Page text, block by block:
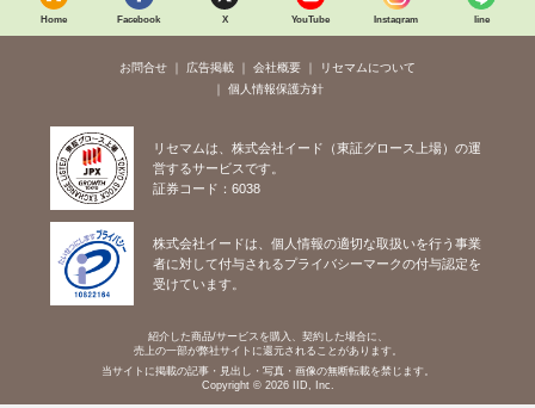
Home Facebook X YouTube Instagram line
お問合せ 広告掲載 会社概要
リセマムについて
個人情報保護方針
リセマムは、株式会社イード（東証グロース上場）の運
営するサービスです。
証券コード：6038
株式会社イードは、個人情報の適切な取扱いを行う事業
者に対して付与されるプライバシーマークの付与認定を
受けています。
紹介した商品/サービスを購入、契約した場合に、
売上の一部が弊社サイトに還元されることがあります。
当サイトに掲載の記事・見出し・写真・画像の無断転載を禁じます。
Copyright © 2026 IID, Inc.